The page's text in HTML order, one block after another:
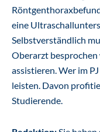
eine
Selbstverständlich
Oberarzt besprochen
assistieren. Wer im
leisten. Davon
Studierende.